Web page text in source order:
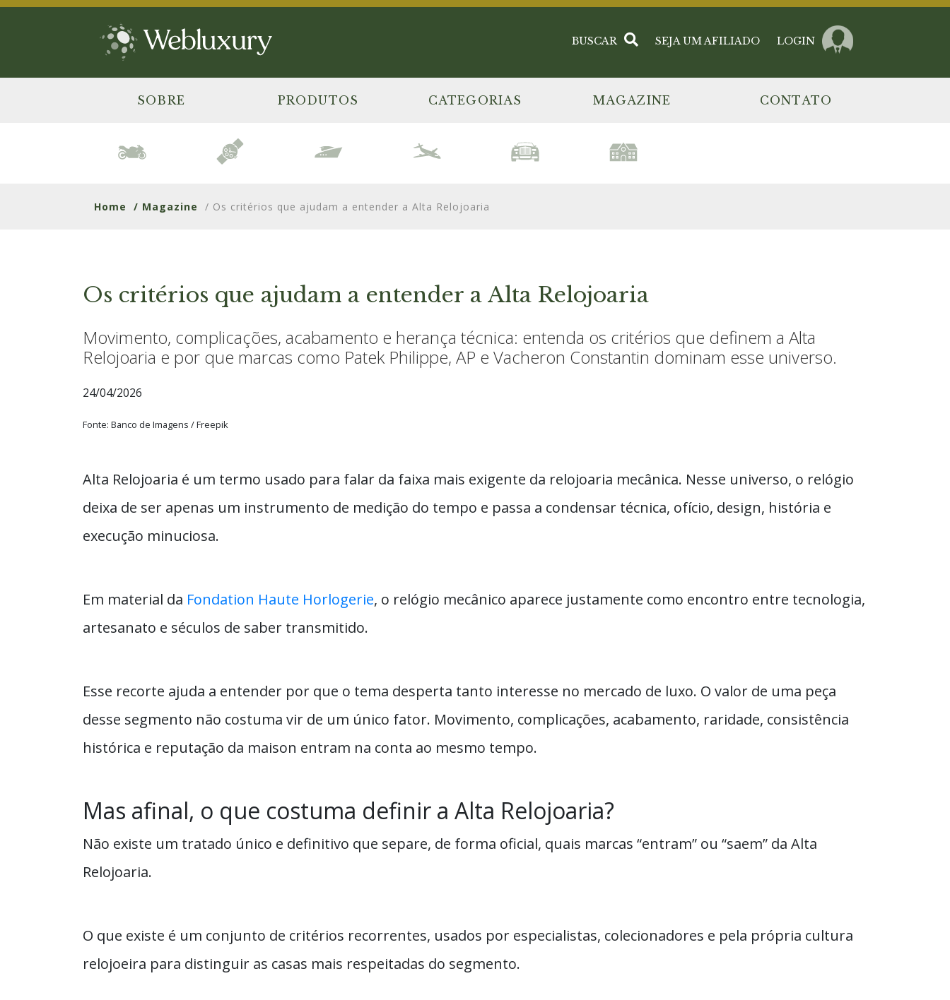
BUSCAR SEJA UM AFILIADO LOGIN
SOBRE PRODUTOS CATEGORIAS MAGAZINE CONTATO
Home / Magazine / Os critérios que ajudam a entender a Alta Relojoaria
Os critérios que ajudam a entender a Alta Relojoaria
Movimento, complicações, acabamento e herança técnica: entenda os critérios que definem a Alta
Relojoaria e por que marcas como Patek Philippe, AP e Vacheron Constantin dominam esse universo.
24/04/2026
Fonte: Banco de Imagens / Freepik
Alta Relojoaria é um termo usado para falar da faixa mais exigente da relojoaria mecânica. Nesse universo, o relógio
deixa de ser apenas um instrumento de medição do tempo e passa a condensar técnica, ofício, design, história e
execução minuciosa.
Em material da Fondation Haute Horlogerie, o relógio mecânico aparece justamente como encontro entre tecnologia,
artesanato e séculos de saber transmitido.
Esse recorte ajuda a entender por que o tema desperta tanto interesse no mercado de luxo. O valor de uma peça
desse segmento não costuma vir de um único fator. Movimento, complicações, acabamento, raridade, consistência
histórica e reputação da maison entram na conta ao mesmo tempo.
Mas afinal, o que costuma definir a Alta Relojoaria?
Não existe um tratado único e definitivo que separe, de forma oficial, quais marcas “entram” ou “saem” da Alta
Relojoaria.
O que existe é um conjunto de critérios recorrentes, usados por especialistas, colecionadores e pela própria cultura
relojoeira para distinguir as casas mais respeitadas do segmento.